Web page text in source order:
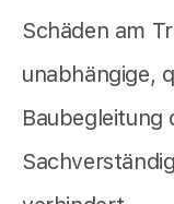
Schäden am
unabhängige,
Baubegleitung